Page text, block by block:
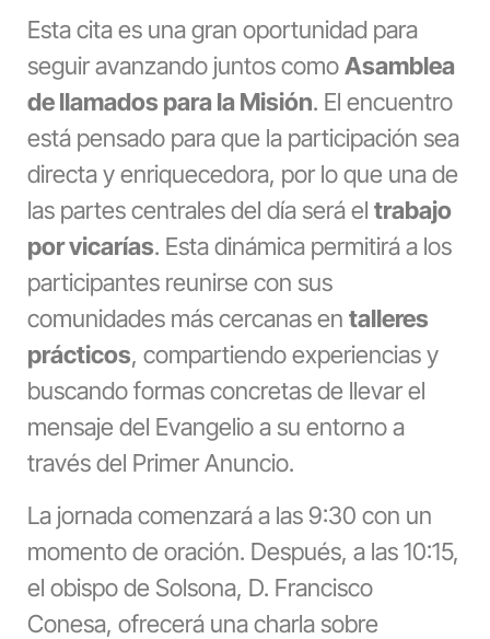
Esta cita es una gran oportunidad para
seguir avanzando juntos comoAsamblea
de llamados para la Misión. El encuentro
está pensado para que la participación sea
directa y enriquecedora, por lo que una de
las partes centrales del día será el trabajo
por vicarías. Esta dinámica permitirá a los
participantes reunirse con sus
comunidades más cercanas en talleres
prácticos, compartiendo experiencias y
buscando formas concretas de llevar el
mensaje del Evangelio a su entorno a
través del Primer Anuncio.
La jornada comenzará a las 9:30 con un
momento de oración. Después, a las 10:15,
el obispo de Solsona, D. Francisco
Conesa, ofrecerá una charla sobre